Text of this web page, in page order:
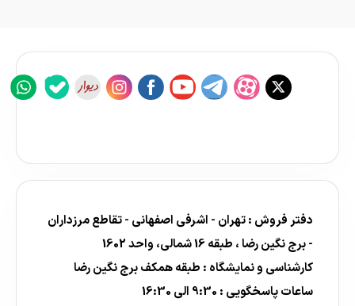
دفتر فروش : تهران - اشرفی اصفهانی - تقاطع مرزداران
- برج نگین رضا ، طبقه 16 شمالی، واحد 1602
کارشناسی و نمایشگاه : طبقه همکف برج نگین رضا
ساعات پاسخگویی : 9:30 الی 16:30